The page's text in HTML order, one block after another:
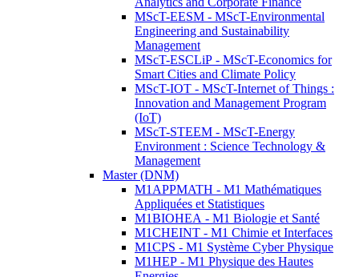
MScT-EESM - MScT-Environmental
Engineering and Sustainability
Management
MScT-ESCLiP - MScT-Economics for
Smart Cities and Climate Policy
MScT-IOT - MScT-Internet of Things :
Innovation and Management Program
(IoT)
MScT-STEEM - MScT-Energy
Environment : Science Technology &
Management
Master (DNM)
M1APPMATH - M1 Mathématiques
Appliquées et Statistiques
M1BIOHEA - M1 Biologie et Santé
M1CHEINT - M1 Chimie et Interfaces
M1CPS - M1 Système Cyber Physique
M1HEP - M1 Physique des Hautes